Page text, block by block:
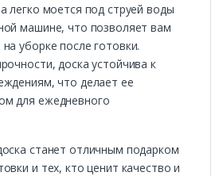
легко моется под струей воды
машине, что позволяет вам
уборке после готовки.
доска устойчива к
что делает ее
для ежедневного
станет отличным подарком
и тех, кто ценит качество и